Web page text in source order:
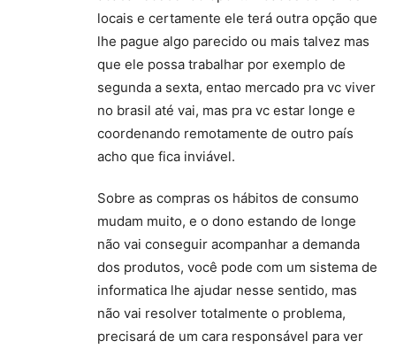
locais e certamente ele terá outra opção que
lhe pague algo parecido ou mais talvez mas
que ele possa trabalhar por exemplo de
segunda a sexta, entao mercado pra vc viver
no brasil até vai, mas pra vc estar longe e
coordenando remotamente de outro país
acho que fica inviável.
Sobre as compras os hábitos de consumo
mudam muito, e o dono estando de longe
não vai conseguir acompanhar a demanda
dos produtos, você pode com um sistema de
informatica lhe ajudar nesse sentido, mas
não vai resolver totalmente o problema,
precisará de um cara responsável para ver